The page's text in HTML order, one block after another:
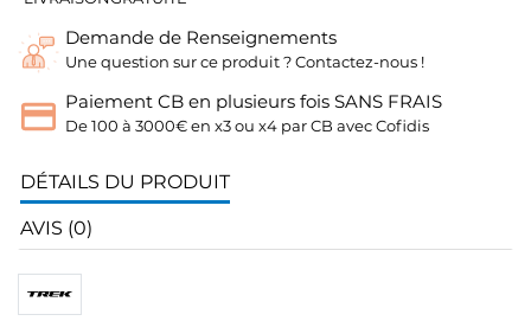
Demande de Renseignements
Une question sur ce produit ? Contactez-nous !
Paiement CB en plusieurs fois SANS FRAIS
De 100 à 3000€ en x3 ou x4 par CB avec Cofidis
DÉTAILS DU PRODUIT
AVIS (0)